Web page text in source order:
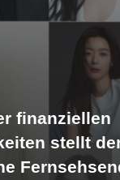
finanziellen
stellt